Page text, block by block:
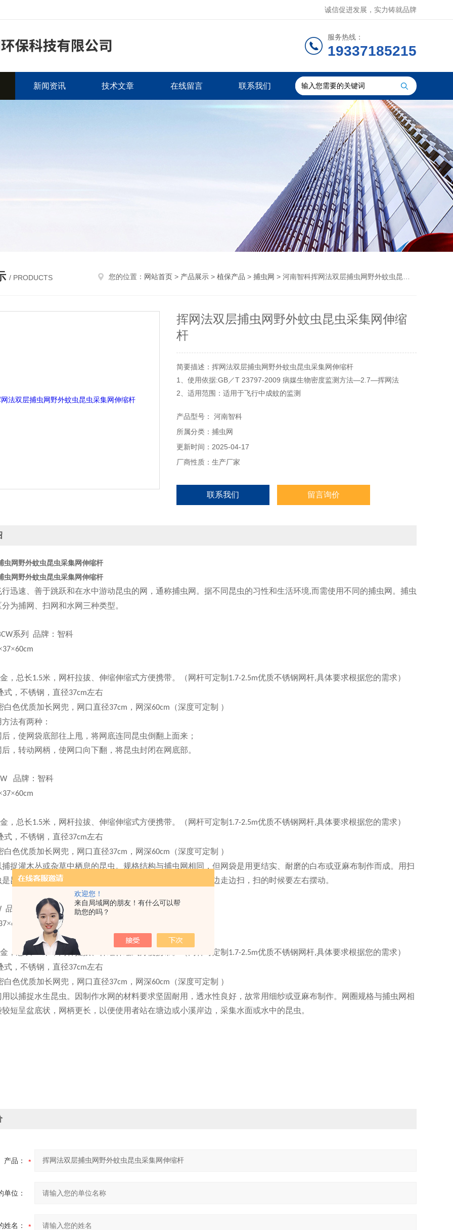
欢迎您！
来自局域网的朋友！有什么可以帮
助您的吗？
诚信促进发展，实力铸就品牌
服务热线：
19337185215
新闻资讯 技术文章 在线留言 联系我们
/ PRODUCTS 您的位置： 网站首页 > 产品展示 > 植保产品 > 捕虫网 > 河南智科挥网法双层捕虫网野外蚊虫昆虫采集网伸缩杆
挥网法双层捕虫网野外蚊虫昆虫采集网伸缩
杆
简要描述：挥网法双层捕虫网野外蚊虫昆虫采集网伸缩杆
1、使用依据:GB／T 23797-2009 病媒生物密度监测方法—2.7—挥网法
2、适用范围：适用于飞行中成蚊的监测
≥25mm，网兜深度：≥30cm
产品型号： 河南智科
所属分类：捕虫网
更新时间：2025-04-17
厂商性质：生产厂家
联系我们 留言询价
虫网野外蚊虫昆虫采集网伸缩杆
虫网野外蚊虫昆虫采集网伸缩杆
行迅速、善于跳跃和在水中游动昆虫的网，通称捕虫网。据不同昆虫的习性和生活环境,而需使用不同的捕虫网。捕虫
为捕网、扫网和水网三种类型。
系列
品牌：智科
37×60cm
，总长1.5米，网杆拉拔、伸缩伸缩式方便携带。 （ 网杆可定制 1.7-2.5m优质不锈钢网杆,具体要求根据您的需求）
式，不锈钢，直径37cm左右
白色优质加长网兜，网口直径37cm ，网深60cm （深度可定制 ）
法有两种：
后，使网袋底部往上甩，将网底连同昆虫倒翻上面来；
，转动网柄，使网口向下翻，将昆虫封闭在网底部。
品牌：智科
37×60cm
，总长1.5米，网杆拉拔、伸缩伸缩式方便携带。 （ 网杆可定制 1.7-2.5m优质不锈钢网杆,具体要求根据您的需求）
式，不锈钢，直径37cm左右
白色优质加长网兜，网口直径37cm ，网深60cm （深度可定制 ）
捕捉灌木丛或杂草中栖息的昆虫。规格结构与捕虫网相同，但网袋是用更结实、耐磨的白布或亚麻布制作而成。用扫
是昆虫采集途中的主要采集方法，可以在大片草地和灌丛中边走边扫，扫的时候要左右摆动。
品牌：智科
×60c
，总长 米，网杆拉拔、伸缩伸缩式方便携带。 网杆可定制 1.7-2.5m优质不锈钢网杆,具体要求根据您的需求）
式，不锈钢，直径37cm左右
白色优质加长网兜，网口直径37cm ，网深60cm （深度可定制 ）
用以捕捉水生昆虫 。 因制作水网的材料要求坚固耐用，透水性良好， 故常用细纱或亚麻布制作。网圈规格与捕虫网相
较短呈盆底状，网柄更长 ，以便使用者站在塘边或小溪岸边，采集水面或水中的昆虫。
产品：
单位：
姓名：